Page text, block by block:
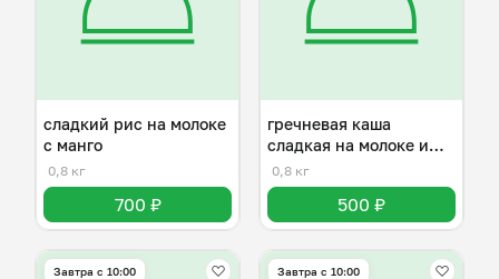
сладкий рис на молоке
с манго
0,8 кг
700 ₽
гречневая каша
сладкая на молоке и
сливочном масле
0,8 кг
500 ₽
Завтра c 10:00 Завтра c 10:00